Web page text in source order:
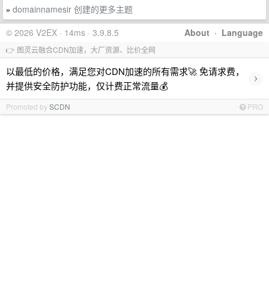
» domainnamesir 创建的更多主题
About · Language
© 2026 V2EX · 14ms · 3.9.8.5
👉 图灵云融合CDN加速，大厂资源、比价全网
以最低的价格，满足您对CDN加速的所有需求🚀 免请求费，
并提供安全防护功能，仅计费正常流量💰
›
Promoted bySCDN PRO